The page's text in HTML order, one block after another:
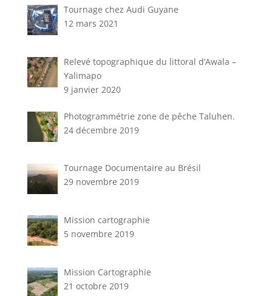
Tournage chez Audi Guyane
12 mars 2021
Relevé topographique du littoral d’Awala –
Yalimapo
9 janvier 2020
Photogrammétrie zone de pêche Taluhen.
24 décembre 2019
Tournage Documentaire au Brésil
29 novembre 2019
Mission cartographie
5 novembre 2019
Mission Cartographie
21 octobre 2019